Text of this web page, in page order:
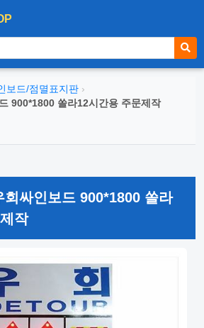
보드/점멸표지판 ›
900*1800 쏠라12시간용 주문제작
회싸인보드 900*1800 쏠라
작